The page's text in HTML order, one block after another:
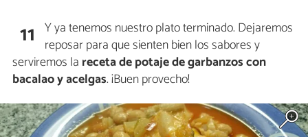
11 Y ya tenemos nuestro plato terminado. Dejaremos
reposar para que sienten bien los sabores y
serviremos la receta de potaje de garbanzos con
bacalao y acelgas. ¡Buen provecho!